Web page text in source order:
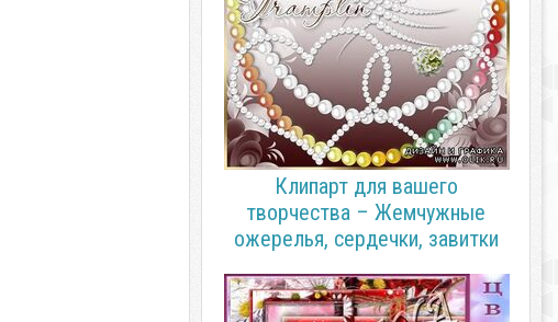
Клипарт для вашего
творчества – Жемчужные
ожерелья, сердечки, завитки